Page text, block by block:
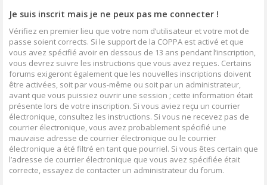
Je suis inscrit mais je ne peux pas me connecter !
Vérifiez en premier lieu que votre nom d’utilisateur et votre mot de
passe soient corrects. Si le support de la COPPA est activé et que
vous avez spécifié avoir en dessous de 13 ans pendant l’inscription,
vous devrez suivre les instructions que vous avez reçues. Certains
forums exigeront également que les nouvelles inscriptions doivent
être activées, soit par vous-même ou soit par un administrateur,
avant que vous puissiez ouvrir une session ; cette information était
présente lors de votre inscription. Si vous aviez reçu un courrier
électronique, consultez les instructions. Si vous ne recevez pas de
courrier électronique, vous avez probablement spécifié une
mauvaise adresse de courrier électronique ou le courrier
électronique a été filtré en tant que pourriel. Si vous êtes certain que
l’adresse de courrier électronique que vous avez spécifiée était
correcte, essayez de contacter un administrateur du forum.